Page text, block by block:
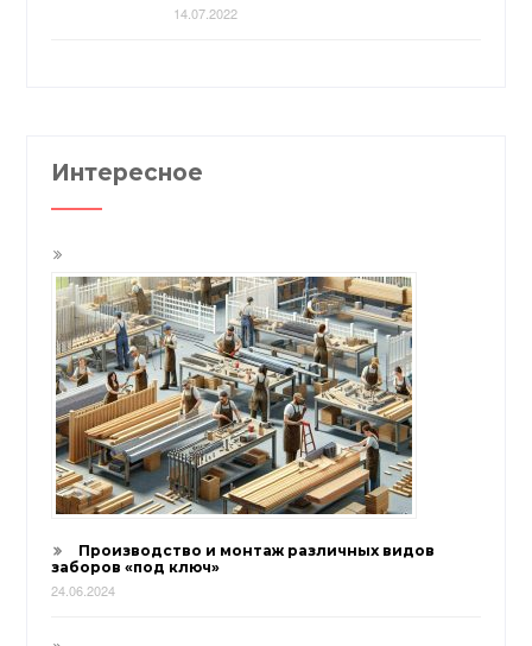
14.07.2022
Интересное
Производство и монтаж различных видов
заборов «под ключ»
24.06.2024